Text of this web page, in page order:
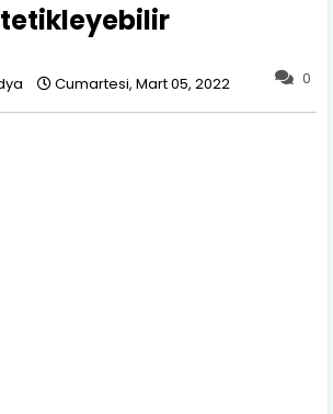
tetikleyebilir
0
Cumartesi, Mart 05, 2022